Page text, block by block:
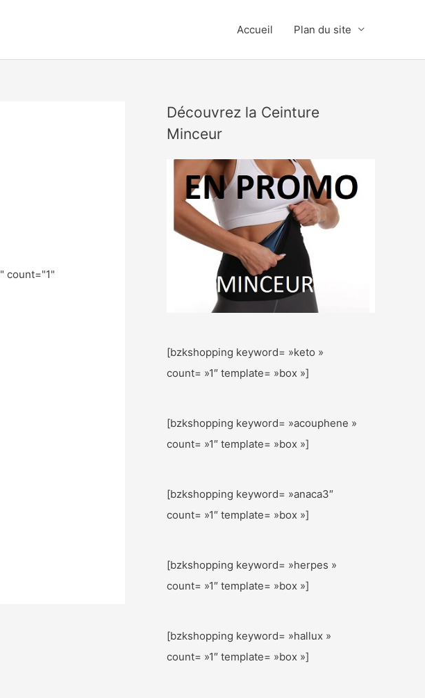
Accueil Plan du site
" count="1"
Découvrez la Ceinture
Minceur
[bzkshopping keyword= »keto »
count= »1″ template= »box »]
[bzkshopping keyword= »acouphene »
count= »1″ template= »box »]
[bzkshopping keyword= »anaca3″
count= »1″ template= »box »]
[bzkshopping keyword= »herpes »
count= »1″ template= »box »]
[bzkshopping keyword= »hallux »
count= »1″ template= »box »]